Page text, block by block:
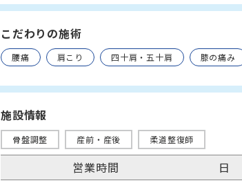
こだわりの施術
腰痛 肩こり 四十肩・五十肩 膝の痛み
施設情報
骨盤調整 産前・産後 柔道整復師
営業時間 日